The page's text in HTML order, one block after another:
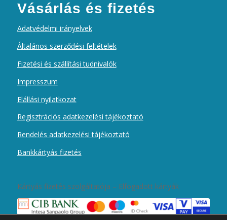
Vásárlás és fizetés
Adatvédelmi irányelvek
Általános szerződési feltételek
Fizetési és szállítási tudnivalók
Impresszum
Elállási nyilatkozat
Regisztrációs adatkezelési tájékoztató
Rendelés adatkezelési tájékoztató
Bankkártyás fizetés
Kártyás fizetés szolgáltatója – Elfogadott kártyák